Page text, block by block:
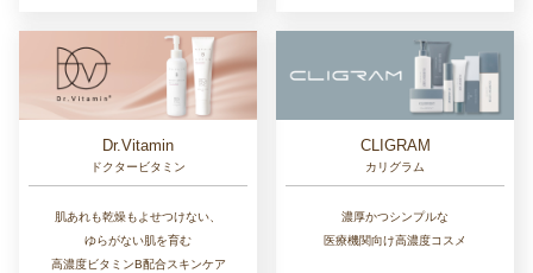
Dr.Vitamin
ドクタービタミン
肌あれも乾燥もよせつけない、
ゆらがない肌を育む
高濃度ビタミンB配合スキンケア
CLIGRAM
カリグラム
濃厚かつシンプルな
医療機関向け高濃度コスメ